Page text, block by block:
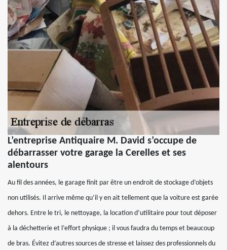
L’entreprise Antiquaire M. David s’occupe de
débarrasser votre garage la Cerelles et ses
alentours
Au fil des années, le garage finit par être un endroit de stockage d’objets
non utilisés. Il arrive même qu’il y en ait tellement que la voiture est garée
dehors. Entre le tri, le nettoyage, la location d’utilitaire pour tout déposer
à la déchetterie et l’effort physique ; il vous faudra du temps et beaucoup
de bras. Évitez d’autres sources de stresse et laissez des professionnels du